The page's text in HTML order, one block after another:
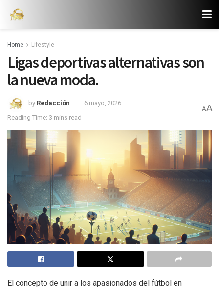
Home Lifestyle
Ligas deportivas alternativas son
la nueva moda.
by Redacción
6 mayo, 2026
Reading Time: 3 mins read
AA
El concepto de unir a los apasionados del fútbol en